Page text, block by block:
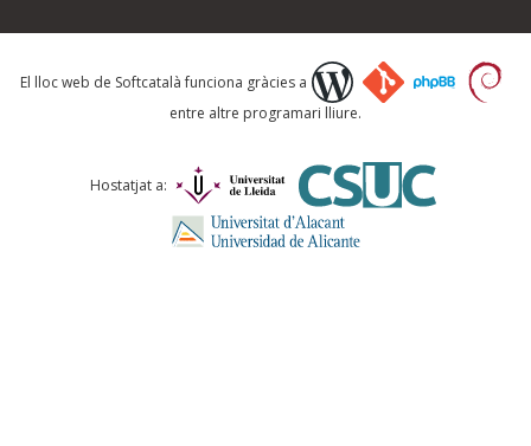
Què proposeu?
Comentari *
El lloc web de Softcatalà funciona gràcies a
entre altre programari lliure.
Hostatjat a: